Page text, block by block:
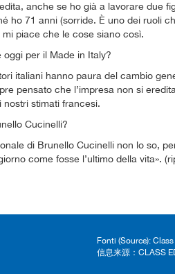
anche se ho già a lavorare due
ho 71 anni (sorride. È uno dei ruoli
piace che le cose siano così.
oggi per il Made in Italy?
italiani hanno paura del cambio
pensato che l’impresa non si
nostri stimati francesi.
Cucinelli?
di Brunello Cucinelli non lo so,
come fosse l’ultimo della vita».
Fonti (Source):
信息来源：CLASS